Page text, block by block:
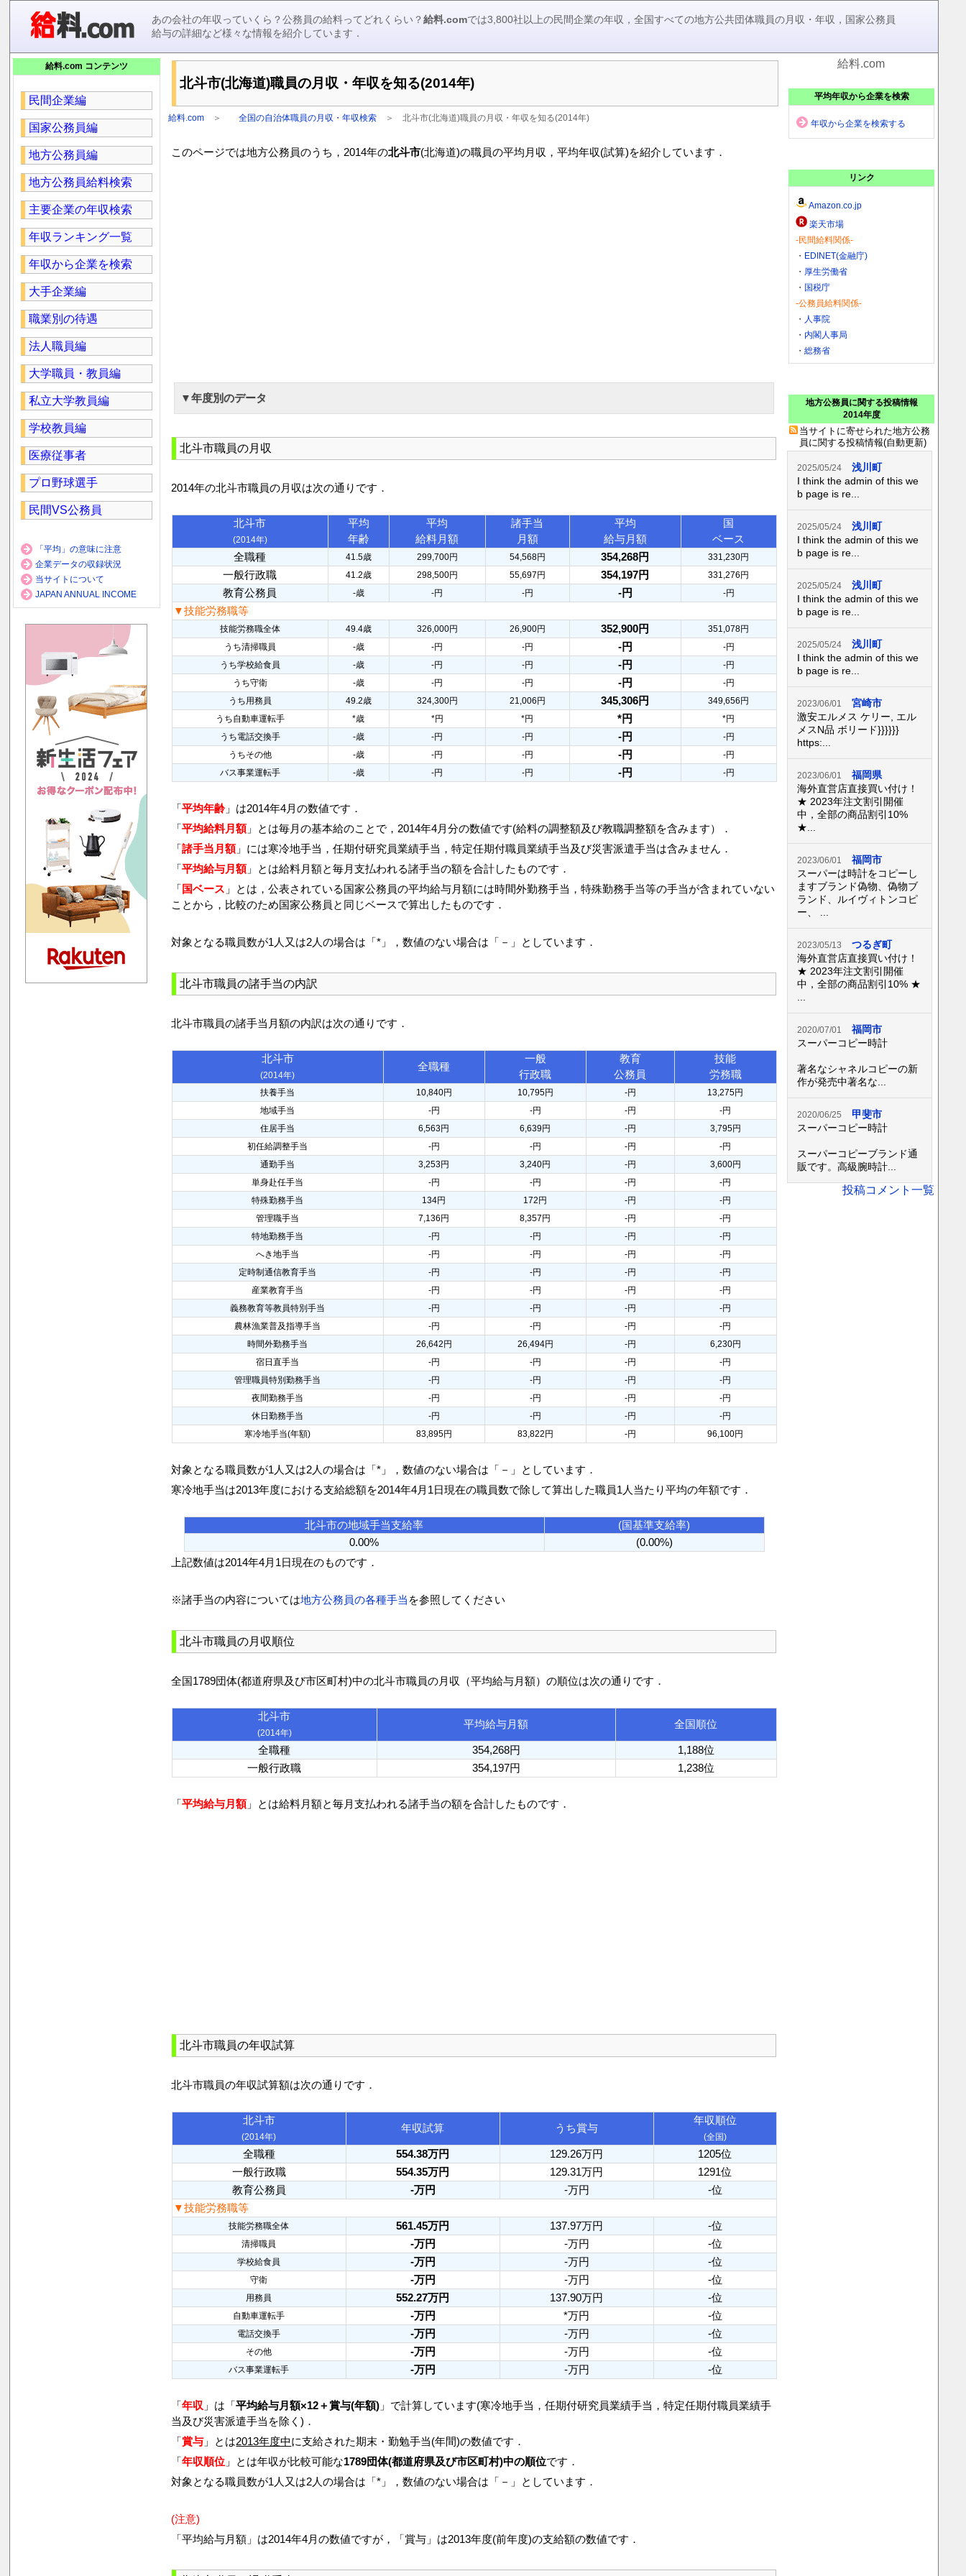
あの会社の年収っていくら？公務員の給料ってどれくらい？給料.comでは3,800社以上の民間企業の年収，全国すべての地方公共団体職員の月収・年収，国家公務員
給与の詳細など様々な情報を紹介しています．
北斗市(北海道)職員の月収・年収を知る(2014年)
給料.com ＞ 全国の自治体職員の月収・年収検索 ＞北斗市(北海道)職員の月収・年収を知る(2014年)
このページでは地方公務員のうち，2014年の北斗市(北海道)の職員の平均月収，平均年収(試算)を紹介しています．
▼年度別のデータ
北斗市職員の月収
2014年の北斗市職員の月収は次の通りです．
北斗市
(2014年)
平均
年齢
平均
給料月額
諸手当
月額
平均
給与月額
国
ベース
全職種
41.5歳 299,700円 54,568円 354,268円 331,230円
一般行政職 41.2歳 298,500円 55,697円 354,197円 331,276円
教育公務員 -歳 -円 -円 -円 -円
▼技能労務職等
技能労務職全体 49.4歳 326,000円 26,900円 352,900円
351,078円
うち清掃職員
-歳 -円 -円 -円
-円
うち学校給食員
-歳 -円 -円 -円
-円
うち守衛
-歳 -円 -円 -円
-円
うち用務員
49.2歳 324,300円 21,006円 345,306円
349,656円
うち自動車運転手
*歳 *円 *円 *円
*円
うち電話交換手
-歳 -円 -円 -円
-円
うちその他
-歳 -円 -円 -円
-円
バス事業運転手
-歳 -円 -円 -円 -円
「平均年齢」は2014年4月の数値です．
「平均給料月額」とは毎月の基本給のことで，2014年4月分の数値です(給料の調整額及び教職調整額を含みます）．
「諸手当月額」には寒冷地手当，任期付研究員業績手当，特定任期付職員業績手当及び災害派遣手当は含みません．
「平均給与月額」とは給料月額と毎月支払われる諸手当の額を合計したものです．
「国ベース 」とは，公表されている国家公務員の平均給与月額には時間外勤務手当，特殊勤務手当等の手当が含まれていない
ことから，比較のため国家公務員と同じベースで算出したものです．
対象となる職員数が1人又は2人の場合は「*」，数値のない場合は「－」としています．
北斗市職員の諸手当の内訳
北斗市職員の諸手当月額の内訳は次の通りです．
北斗市
(2014年)
全職種
一般
行政職
教育
公務員
技能
労務職
扶養手当 10,840円 10,795円 -円
13,275円
地域手当
-円 -円 -円
-円
住居手当
6,563円 6,639円 -円
3,795円
初任給調整手当
-円 -円 -円
-円
通勤手当
3,253円 3,240円 -円
3,600円
単身赴任手当
-円 -円 -円
-円
特殊勤務手当
134円 172円 -円
-円
管理職手当
7,136円 8,357円 -円
-円
特地勤務手当
-円 -円 -円
-円
へき地手当
-円 -円 -円
-円
定時制通信教育手当
-円 -円 -円
-円
産業教育手当
-円 -円 -円
-円
義務教育等教員特別手当
-円 -円 -円
-円
農林漁業普及指導手当
-円 -円 -円
-円
時間外勤務手当
26,642円 26,494円 -円
6,230円
宿日直手当
-円 -円 -円
-円
管理職員特別勤務手当
-円 -円 -円
-円
夜間勤務手当
-円 -円 -円
-円
休日勤務手当
-円 -円 -円
-円
寒冷地手当(年額)
83,895円 83,822円 -円 96,100円
対象となる職員数が1人又は2人の場合は「*」，数値のない場合は「－」としています．
寒冷地手当は2013年度における支給総額を2014年4月1日現在の職員数で除して算出した職員1人当たり平均の年額です．
北斗市の地域手当支給率
(国基準支給率)
0.00%
(0.00%)
上記数値は2014年4月1日現在のものです．
※諸手当の内容については地方公務員の各種手当 を参照してください
北斗市職員の月収順位
全国1789団体(都道府県及び市区町村)中の北斗市職員の月収（平均給与月額）の順位は次の通りです．
北斗市
(2014年)
平均給与月額 全国順位
全職種 354,268円
1,188位
一般行政職
354,197円 1,238位
「平均給与月額」とは給料月額と毎月支払われる諸手当の額を合計したものです．
北斗市職員の年収試算
北斗市職員の年収試算額は次の通りです．
北斗市
(2014年)
年収試算 うち賞与
年収順位
(全国)
全職種 554.38万円 129.26万円
1205位
一般行政職
554.35万円 129.31万円
1291位
教育公務員
-万円 -万円
-位
▼技能労務職等
技能労務職全体 561.45万円 137.97万円 -位
清掃職員 -万円 -万円 -位
学校給食員 -万円 -万円 -位
守衛 -万円 -万円 -位
用務員 552.27万円 137.90万円 -位
自動車運転手 -万円 *万円 -位
電話交換手 -万円 -万円 -位
その他 -万円 -万円 -位
バス事業運転手 -万円 -万円 -位
「年収 」は「平均給与月額×12＋賞与(年額) 」で計算しています(寒冷地手当，任期付研究員業績手当，特定任期付職員業績手
当及び災害派遣手当を除く)．
「賞与 」とは2013年度中に支給された期末・勤勉手当(年間)の数値です．
「年収順位 」とは年収が比較可能な1789団体(都道府県及び市区町村)中の順位です．
対象となる職員数が1人又は2人の場合は「*」，数値のない場合は「－」としています．
(注意)
「平均給与月額」は2014年4月の数値ですが，「賞与」は2013年度(前年度)の支給額の数値です．
給料.com コンテンツ
民間企業編
国家公務員編
地方公務員編
地方公務員給料検索
主要企業の年収検索
年収ランキング一覧
年収から企業を検索
大手企業編
職業別の待遇
法人職員編
大学職員・教員編
私立大学教員編
学校教員編
医療従事者
プロ野球選手
民間VS公務員
「平均」の意味に注意
企業データの収録状況
当サイトについて
JAPAN ANNUAL INCOME
給料.com
平均年収から企業を検索
年収から企業を検索する
リンク
Amazon.co.jp
楽天市場
-民間給料関係-
・ EDINET(金融庁)
・ 厚生労働省
・ 国税庁
-公務員給料関係-
・ 人事院
・ 内閣人事局
・総務省
地方公務員に関する投稿情報
2014年度
当サイトに寄せられた地方公務
員に関する投稿情報(自動更新)
2025/05/24
浅川町
I think the admin of this we
b page is re...
2025/05/24
浅川町
I think the admin of this we
b page is re...
2025/05/24
浅川町
I think the admin of this we
b page is re...
2025/05/24
浅川町
I think the admin of this we
b page is re...
2023/06/01
宮崎市
激安エルメス ケリー, エル
メスN品 ボリード}}}}}}
https:...
2023/06/01
福岡県
海外直営店直接買い付け！
★ 2023年注文割引開催
中，全部の商品割引10%
★...
2023/06/01
福岡市
スーパーは時計をコピーし
ますブランド偽物、偽物ブ
ランド、ルイヴィトンコピ
ー、 ...
2023/05/13
つるぎ町
海外直営店直接買い付け！
★ 2023年注文割引開催
中，全部の商品割引10% ★
2020/07/01
福岡市
スーパーコピー時計
著名なシャネルコピーの新
作が発売中著名な...
2020/06/25
甲斐市
スーパーコピー時計
スーパーコピーブランド通
販です。高級腕時計...
投稿コメント一覧